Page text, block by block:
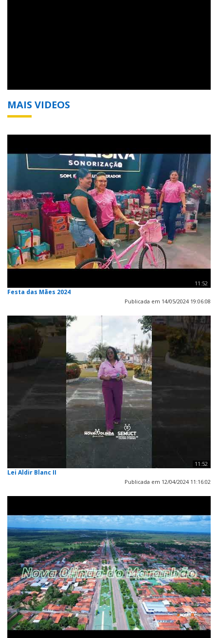
MAIS VIDEOS
11:52
Festa das Mães 2024
Publicada em 14/05/2024 19:06:08
11:52
Lei Aldir Blanc II
Publicada em 12/04/2024 11:16:02